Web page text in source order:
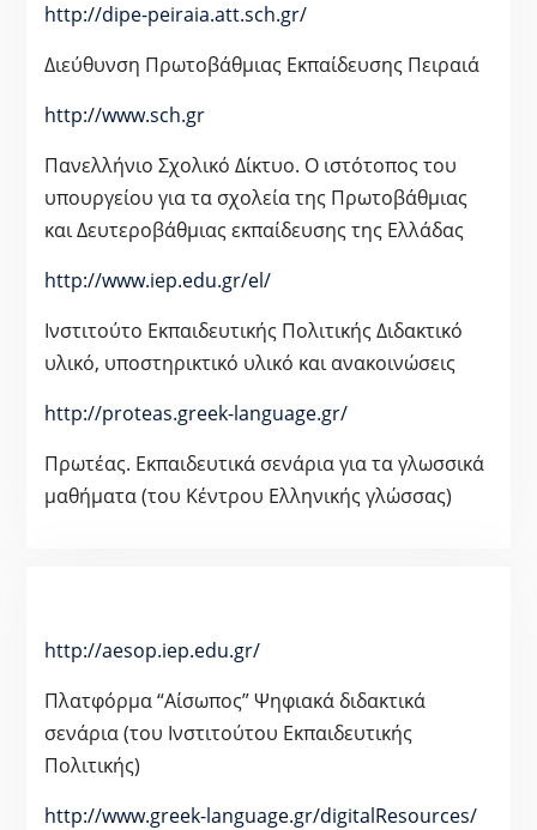
http://dipe-peiraia.att.sch.gr/
Διεύθυνση Πρωτοβάθμιας Εκπαίδευσης Πειραιά
http://www.sch.gr
Πανελλήνιο Σχολικό Δίκτυο. Ο ιστότοπος του
υπουργείου για τα σχολεία της Πρωτοβάθμιας
και Δευτεροβάθμιας εκπαίδευσης της Ελλάδας
http://www.iep.edu.gr/el/
Ινστιτούτο Εκπαιδευτικής Πολιτικής Διδακτικό
υλικό, υποστηρικτικό υλικό και ανακοινώσεις
http://proteas.greek-language.gr/
Πρωτέας. Εκπαιδευτικά σενάρια για τα γλωσσικά
μαθήματα (του Κέντρου Ελληνικής γλώσσας)
http://aesop.iep.edu.gr/
Πλατφόρμα “Αίσωπος” Ψηφιακά διδακτικά
σενάρια (του Ινστιτούτου Εκπαιδευτικής
Πολιτικής)
http://www.greek-language.gr/digitalResources/